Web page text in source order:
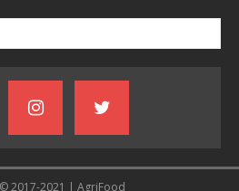
2017-2021 | AgriFood